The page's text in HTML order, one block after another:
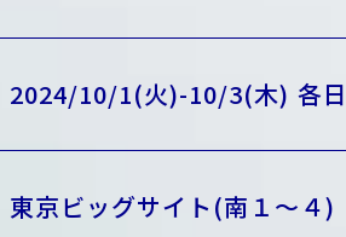
2024/10/1(火)-10/3(木) 各
東京ビッグサイト(南１〜４)